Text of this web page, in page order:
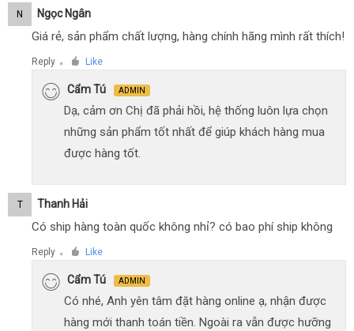
N Ngọc Ngân
Giá rẻ, sản phẩm chất lượng, hàng chính hãng mình rất thích!
Reply ● Like
Cẩm Tú ADMIN
Dạ, cảm ơn Chị đã phải hồi, hệ thống luôn lựa chọn
những sản phẩm tốt nhất để giúp khách hàng mua
được hàng tốt.
T Thanh Hải
Có ship hàng toàn quốc không nhỉ? có bao phí ship không
Reply ● Like
Cẩm Tú ADMIN
Có nhé, Anh yên tâm đặt hàng online ạ, nhận được
hàng mới thanh toán tiền. Ngoài ra vẫn được hưỡng